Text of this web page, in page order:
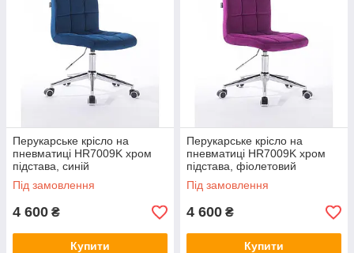
Перукарське крісло на
пневматиці HR7009K хром
підстава, синій
Під замовлення
4 600 ₴
Купити
Перукарське крісло на
пневматиці HR7009K хром
підстава, фіолетовий
Під замовлення
4 600 ₴
Купити